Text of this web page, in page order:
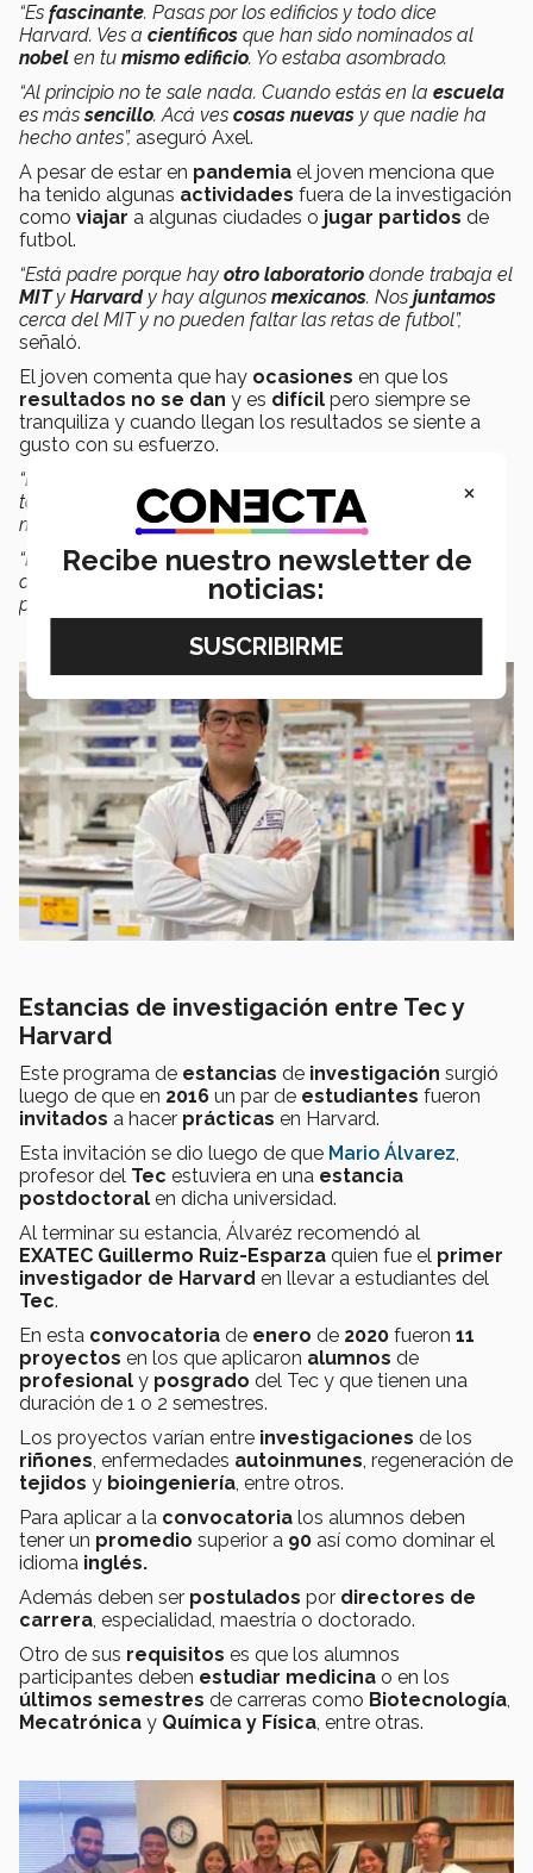
“Es fascinante. Pasas por los edificios y todo dice
Harvard. Ves a científicos que han sido nominados al
nobel en tu mismo edificio. Yo estaba asombrado.
“Al principio no te sale nada. Cuando estás en la escuela
es mássencillo. Acá ves cosas nuevas y que nadie ha
hecho antes”, aseguró Axel.
A pesar de estar en pandemia el joven menciona que
ha tenido algunas actividades fuera de la investigación
como viajar a algunas ciudades o jugar partidos de
futbol.
“Está padre porque hay otro laboratorio donde trabaja el
MITy Harvard y hay algunos mexicanos. Nos juntamos
cerca del MIT y no pueden faltar las retas de futbol”,
señaló.
El joven comenta que hay ocasiones en que los
resultados no se dan y es difícil pero siempre se
tranquiliza y cuando llegan los resultados se siente a
gusto con su esfuerzo.
“Los
todas estas
oportunidades. Cuando sales ves que hay
mucho más, no hay límites.
“La
ciencia es unaoportunidadpara mejorar la calidad
de vida de las personas. Con estas oportunidades
podemos aportar mucho más todavía”
Estancias de investigación entre Tec y
Harvard
Este programa de estancias de investigación surgió
luego de que en 2016 un par de estudiantes fueron
invitados a hacer prácticas en Harvard.
Esta invitación se dio luego de que Mario Álvarez,
profesor del Tec estuviera en una estancia
postdoctoral en dicha universidad.
Al terminar su estancia, Álvaréz recomendó al
EXATEC Guillermo Ruiz-Esparza quien fue el primer
investigador de Harvard en llevar a estudiantes del
Tec.
En esta convocatoria de enero de 2020 fueron 11
proyectos en los que aplicaron alumnos de
profesional y posgrado del Tec y que tienen una
duración de 1 o 2 semestres.
Los proyectos varían entre investigaciones de los
riñones, enfermedades autoinmunes, regeneración de
tejidos y bioingeniería, entre otros.
Para aplicar a la convocatoria los alumnos deben
tener un promedio superior a 90 así como dominar el
idioma inglés.
Además deben ser postulados por directores de
carrera, especialidad, maestría o doctorado.
Otro de sus requisitos es que los alumnos
participantes deben estudiar medicina o en los
últimos semestres de carreras como Biotecnología,
Mecatrónica y Química y Física, entre otras.
×
Recibe nuestro newsletter de
noticias: